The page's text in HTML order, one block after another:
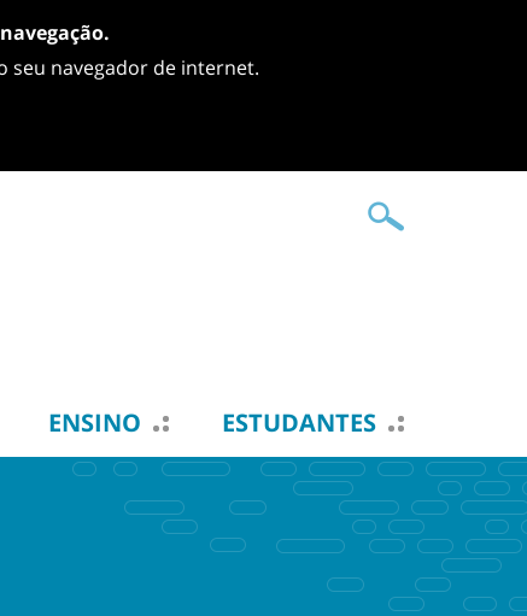
seu navegador de internet.
ENSINO ESTUDANTES